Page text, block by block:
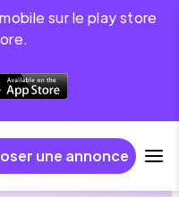
sur le play store
une annonce